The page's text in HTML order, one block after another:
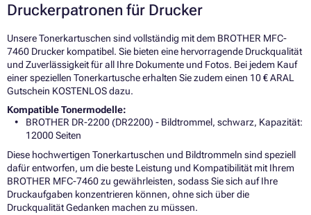
Druckerpatronen für Drucker
Unsere Tonerkartuschen sind vollständig mit dem BROTHER MFC-
7460 Drucker kompatibel. Sie bieten eine hervorragende Druckqualität
und Zuverlässigkeit für all Ihre Dokumente und Fotos. Bei jedem Kauf
einer speziellen Tonerkartusche erhalten Sie zudem einen 10 € ARAL
Gutschein KOSTENLOS dazu.
Kompatible Tonermodelle:
BROTHER DR-2200 (DR2200) - Bildtrommel, schwarz, Kapazität:
12000 Seiten
Diese hochwertigen Tonerkartuschen und Bildtrommeln sind speziell
dafür entworfen, um die beste Leistung und Kompatibilität mit Ihrem
BROTHER MFC-7460 zu gewährleisten, sodass Sie sich auf Ihre
Druckaufgaben konzentrieren können, ohne sich über die
Druckqualität Gedanken machen zu müssen.